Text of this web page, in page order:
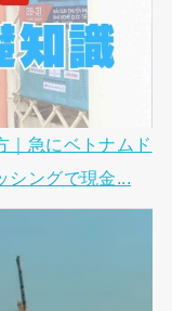
｜急にベトナムド
シングで現金...